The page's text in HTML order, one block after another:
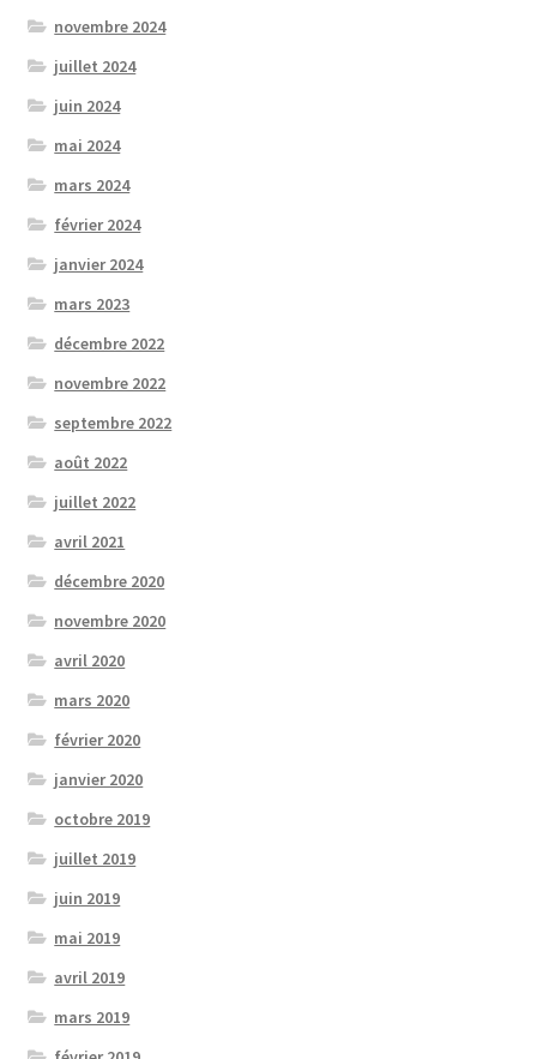
novembre 2024
juillet 2024
juin 2024
mai 2024
mars 2024
février 2024
janvier 2024
mars 2023
décembre 2022
novembre 2022
septembre 2022
août 2022
juillet 2022
avril 2021
décembre 2020
novembre 2020
avril 2020
mars 2020
février 2020
janvier 2020
octobre 2019
juillet 2019
juin 2019
mai 2019
avril 2019
mars 2019